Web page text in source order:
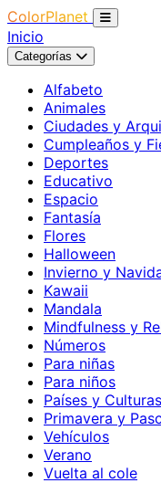
ColorPlanet
Inicio
Categorías
Alfabeto
Animales
Ciudades y
Cumpleaños y
Deportes
Educativo
Espacio
Fantasía
Flores
Halloween
Invierno y
Kawaii
Mandala
Mindfulness y
Números
Para niñas
Para niños
Países y Culturas
Primavera y
Vehículos
Verano
Vuelta al cole